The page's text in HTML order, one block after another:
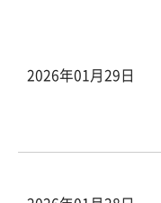
2026年01月29日